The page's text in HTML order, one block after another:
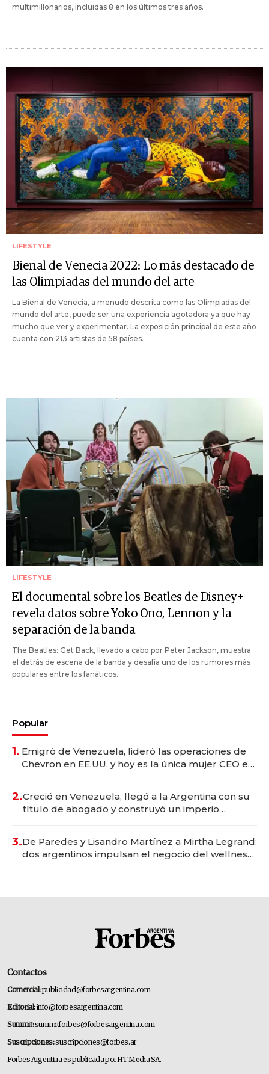
multimillonarios, incluidas 8 en los últimos tres años.
LIFESTYLE
Bienal de Venecia 2022: Lo más destacado de
las Olimpiadas del mundo del arte
La Bienal de Venecia, a menudo descrita como las Olimpiadas del
mundo del arte, puede ser una experiencia agotadora ya que hay
mucho que ver y experimentar. La exposición principal de este año
cuenta con 213 artistas de 58 países.
LIFESTYLE
El documental sobre los Beatles de Disney+
revela datos sobre Yoko Ono, Lennon y la
separación de la banda
The Beatles: Get Back, llevado a cabo por Peter Jackson, muestra
el detrás de escena de la banda y desafía uno de los rumores más
populares entre los fanáticos.
Popular
1. Emigró de Venezuela, lideró las operaciones de
Chevron en EE.UU. y hoy es la única mujer CEO en
2.Creció en Venezuela, llegó a la Argentina con su
título de abogado y construyó un imperio
3.De Paredes y Lisandro Martínez a Mirtha Legrand:
dos argentinos impulsan el negocio del wellness
Contactos
Comercial:publicidad@forbesargentina.com
Editorial:info@forbesargentina.com
Summit:summitforbes@forbesargentina.com
Suscripciones:suscripciones@forbes.ar
Forbes Argentina es publicada por HT Media SA.